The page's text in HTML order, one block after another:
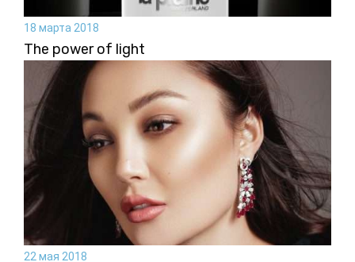
18 марта 2018
The power of light
22 мая 2018